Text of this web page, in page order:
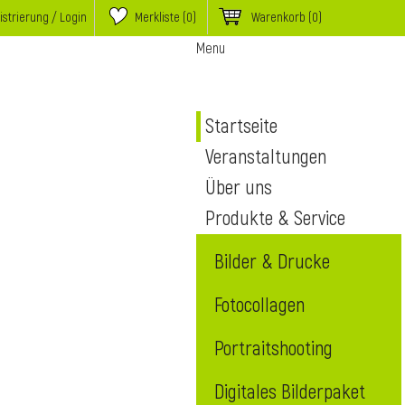
/ Login Merkliste (0) Warenkorb (0)
Menu
Startseite
Veranstaltungen
Über uns
Produkte & Service
Bilder & Drucke
Fotocollagen
Portraitshooting
Digitales Bilderpaket